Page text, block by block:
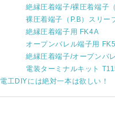
絶縁圧着端子/裸圧着端子
裸圧着端子（P.B）スリー
絶縁圧着端子用 FK4A
オープンバレル端子用
絶縁圧着端子/オープンバ
電装ターミナルキット
電工DIYには絶対一本は欲しい！